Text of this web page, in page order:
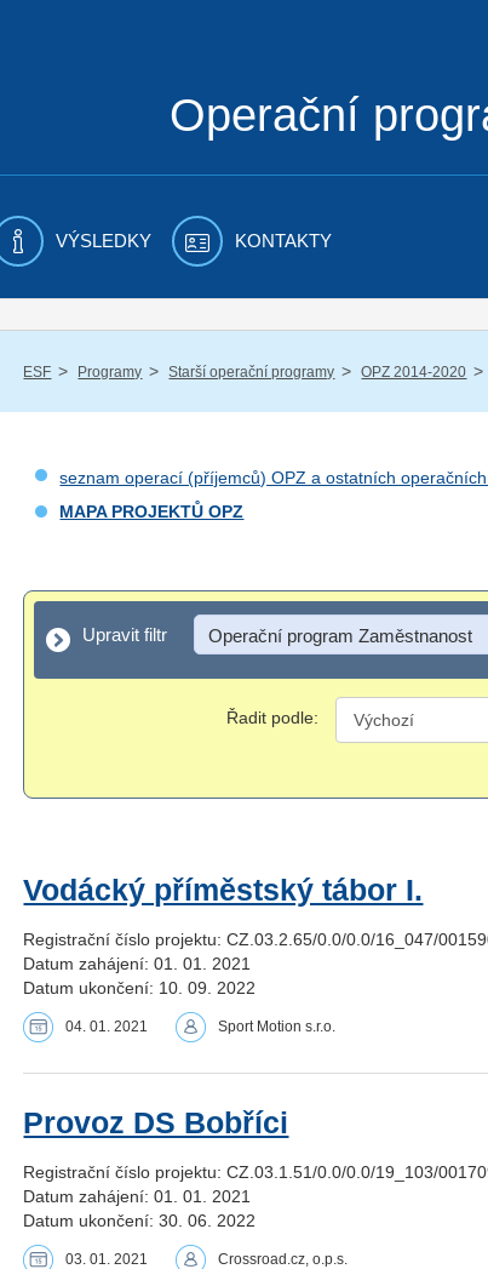
Operační
VÝSLEDKY KONTAKTY
ESF / Programy / Starší operační programy / OPZ 2014-2020 /
seznam operací (příjemců) OPZ a ostatních
MAPA PROJEKTŮ OPZ
Upravit filtr
Upravit filtr Operační program Zaměstnanost
Řadit podle:
Vodácký příměstský tábor I.
Registrační číslo projektu: CZ.03.2.65/0.0/0.0/16_047/
Datum zahájení: 01. 01. 2021
Datum ukončení: 10. 09. 2022
04. 01. 2021 Sport Motion s.r.o.
Provoz DS Bobříci
Registrační číslo projektu: CZ.03.1.51/0.0/0.0/19_103/
Datum zahájení: 01. 01. 2021
Datum ukončení: 30. 06. 2022
03. 01. 2021 Crossroad.cz, o.p.s.